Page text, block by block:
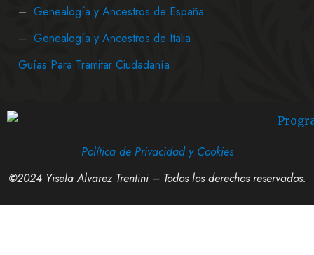
– Genealogía y Ancestros de España
– Genealogía y Ancestros de Italia
Guías Para Tramitar Ciudadanía
Política de Privacidad y Cookies
©2024 Yisela Alvarez Trentini – Todos los derechos reservados.